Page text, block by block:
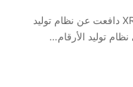
محفظة Xaman الخاصة بشبكة XRP Ledger دافعت عن نظام توليد
توليد الأرقام…